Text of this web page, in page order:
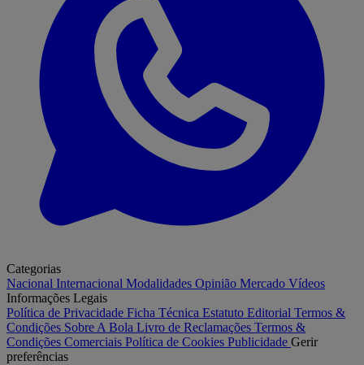
Categorias
Nacional Internacional Modalidades Opinião Mercado Vídeos
Informações Legais
Política de Privacidade Ficha Técnica Estatuto Editorial Termos &
Condições Sobre A Bola Livro de Reclamações Termos &
Condições Comerciais Política de Cookies Publicidade Gerir
preferências